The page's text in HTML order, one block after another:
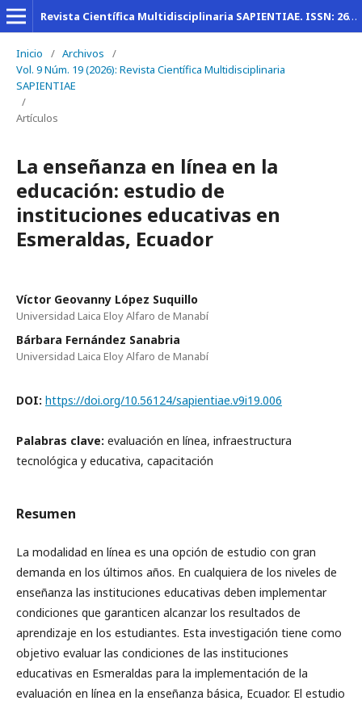
Revista Científica Multidisciplinaria SAPIENTIAE. ISSN: 2600-6030
Inicio / Archivos
/
Vol. 9 Núm. 19 (2026): Revista Científica Multidisciplinaria
SAPIENTIAE
/
Artículos
La enseñanza en línea en la
educación: estudio de
instituciones educativas en
Esmeraldas, Ecuador
Víctor Geovanny López Suquillo
Universidad Laica Eloy Alfaro de Manabí
Bárbara Fernández Sanabria
Universidad Laica Eloy Alfaro de Manabí
DOI: https://doi.org/10.56124/sapientiae.v9i19.006
Palabras clave: evaluación en línea, infraestructura
tecnológica y educativa, capacitación
Resumen
La modalidad en línea es una opción de estudio con gran
demanda en los últimos años. En cualquiera de los niveles de
enseñanza las instituciones educativas deben implementar
condiciones que garanticen alcanzar los resultados de
aprendizaje en los estudiantes. Esta investigación tiene como
objetivo evaluar las condiciones de las instituciones
educativas en Esmeraldas para la implementación de la
evaluación en línea en la enseñanza básica, Ecuador. El estudio